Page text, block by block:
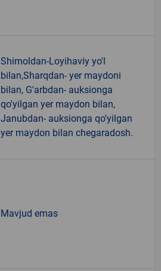
Shimoldan-Loyihaviy yo'l
bilan,Sharqdan- yer maydoni
bilan, G'arbdan- auksionga
qo'yilgan yer maydon bilan,
Janubdan- auksionga qo'yilgan
yer maydon bilan chegaradosh.
Mavjud emas